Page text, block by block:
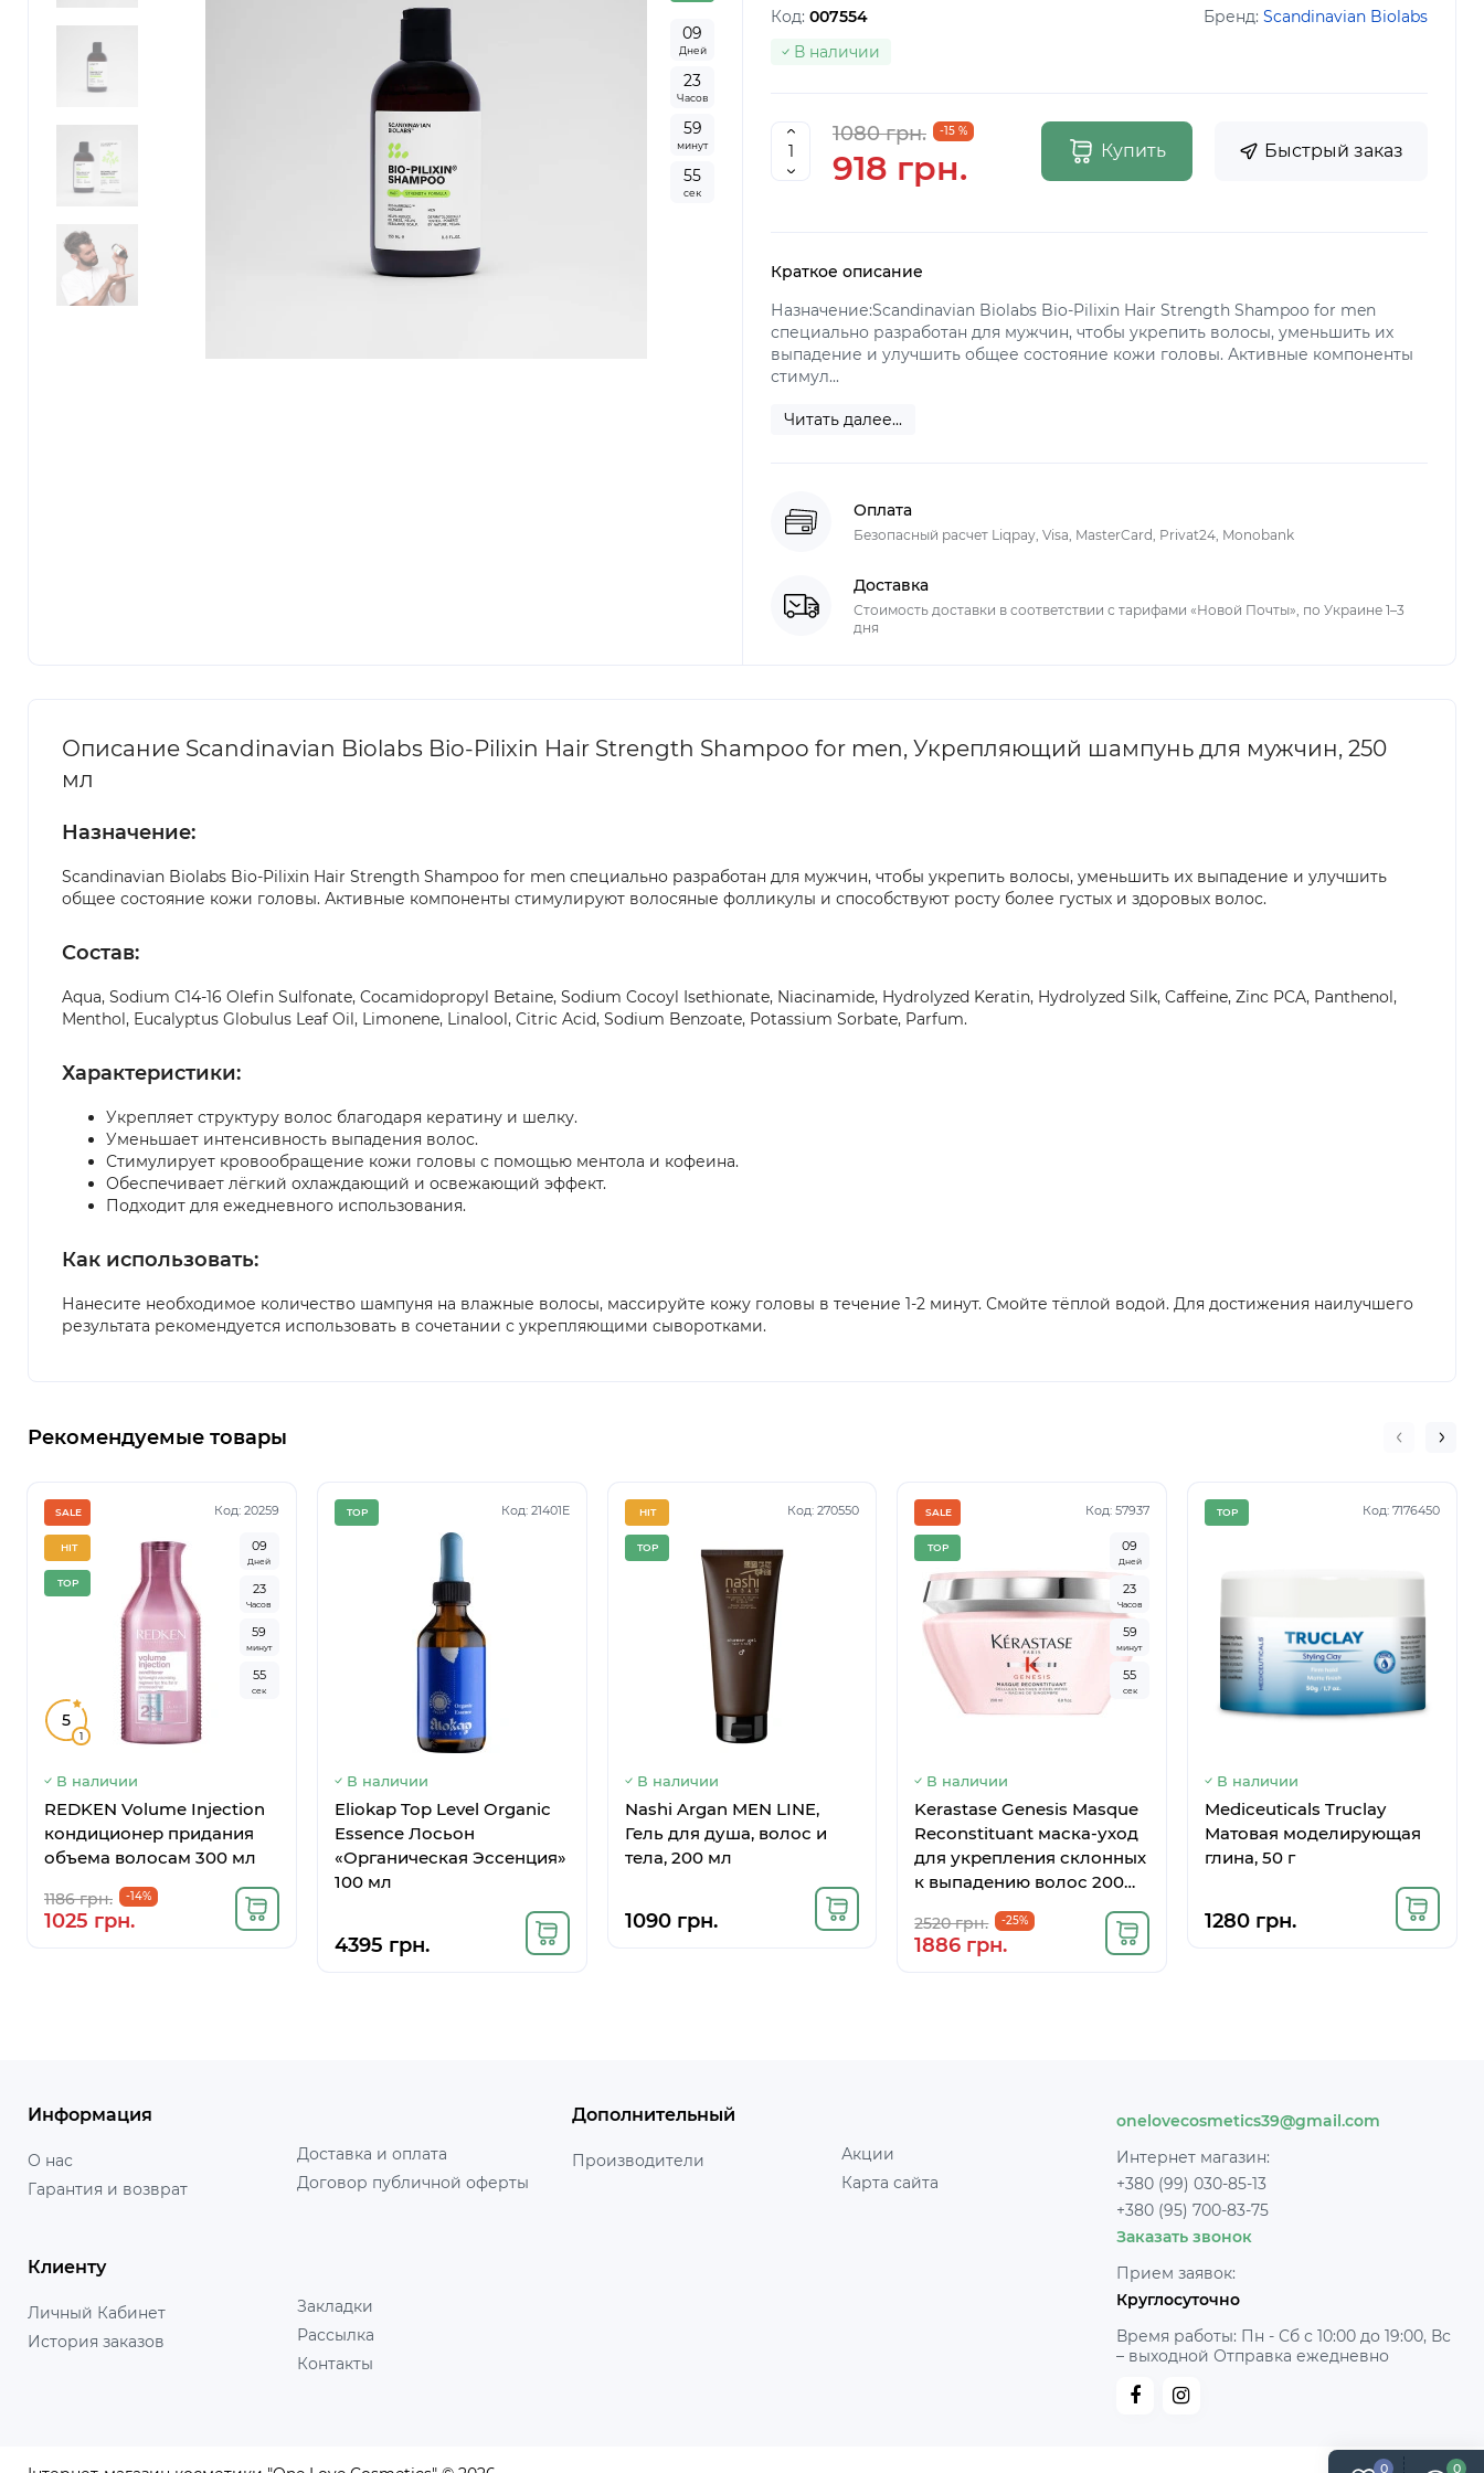
0 0
09
Дней
23
Часов
59
минут
54
сек
Код: 007554 Бренд: Scandinavian Biolabs
В наличии
1080 грн. -15 %
918 грн. Купить Быстрый заказ
Краткое описание
Назначение:Scandinavian Biolabs Bio-Pilixin Hair Strength Shampoo for men
специально разработан для мужчин, чтобы укрепить волосы, уменьшить их
выпадение и улучшить общее состояние кожи головы. Активные компоненты
стимул...
Читать далее...
Оплата
Безопасный расчет Liqpay, Visa, MasterCard, Privat24, Monobank
Доставка
Стоимость доставки в соответствии с тарифами «Новой Почты», по Украине 1–3
дня
Описание Scandinavian Biolabs Bio-Pilixin Hair Strength Shampoo for men, Укрепляющий шампунь для мужчин, 250
мл
Назначение:
Scandinavian Biolabs Bio-Pilixin Hair Strength Shampoo for men специально разработан для мужчин, чтобы укрепить волосы, уменьшить их выпадение и улучшить
общее состояние кожи головы. Активные компоненты стимулируют волосяные фолликулы и способствуют росту более густых и здоровых волос.
Состав:
Aqua, Sodium C14-16 Olefin Sulfonate, Cocamidopropyl Betaine, Sodium Cocoyl Isethionate, Niacinamide, Hydrolyzed Keratin, Hydrolyzed Silk, Caffeine, Zinc PCA, Panthenol,
Menthol, Eucalyptus Globulus Leaf Oil, Limonene, Linalool, Citric Acid, Sodium Benzoate, Potassium Sorbate, Parfum.
Характеристики:
Укрепляет структуру волос благодаря кератину и шелку.
Уменьшает интенсивность выпадения волос.
Стимулирует кровообращение кожи головы с помощью ментола и кофеина.
Обеспечивает лёгкий охлаждающий и освежающий эффект.
Подходит для ежедневного использования.
Как использовать:
Нанесите необходимое количество шампуня на влажные волосы, массируйте кожу головы в течение 1-2 минут. Смойте тёплой водой. Для достижения наилучшего
результата рекомендуется использовать в сочетании с укрепляющими сыворотками.
Рекомендуемые товары
Код: 20259
5
1
SALE
HIT
TOP
09
Дней
23
Часов
59
минут
54
сек
В наличии
REDKEN Volume Injection
кондиционер придания
объема волосам 300 мл
1186 грн. -14%
1025 грн.
Код: 21401E
TOP
В наличии
Eliokap Top Level Organic
Essence Лосьон
«Органическая Эссенция»
100 мл
4395 грн.
Код: 270550
HIT
TOP
В наличии
Nashi Argan MEN LINE,
Гель для душа, волос и
тела, 200 мл
1090 грн.
Код: 57937
SALE
TOP 09
Дней
23
Часов
59
минут
54
сек
В наличии
Kerastase Genesis Masque
Reconstituant маска-уход
для укрепления склонных
к выпадению волос 200
2520 грн. -25%
1886 грн.
Код: 7176450
TOP
В наличии
Mediceuticals Truclay
Матовая моделирующая
глина, 50 г
1280 грн.
Информация
О нас
Гарантия и возврат
Доставка и оплата
Договор публичной оферты
Дополнительный
Производители
Акции
Карта сайта
Клиенту
Личный Кабинет
История заказов
Закладки
Рассылка
Контакты
onelovecosmetics39@gmail.com
Интернет магазин:
+380 (99) 030-85-13
+380 (95) 700-83-75
Заказать звонок
Прием заявок:
Круглосуточно
Время работы: Пн - Сб с 10:00 до 19:00, Вс
– выходной Отправка ежедневно